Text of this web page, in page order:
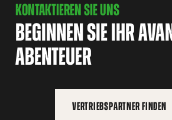
KONTAKTIEREN SIE UNS
BEGINNEN SIE IHR
ABENTEUER
VERTRIEBSPARTNER FINDEN